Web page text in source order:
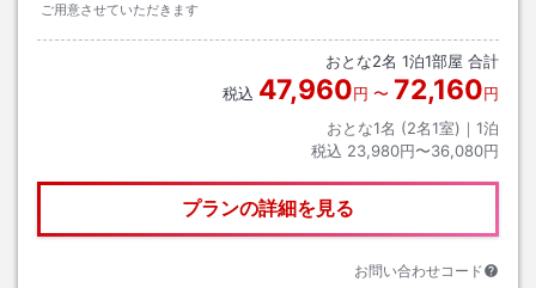
ご用意させていただきます
おとな2名 1泊1部屋 合計
税込 47,960円 〜 72,160円
おとな1名 (2名1室)｜ 1泊
税込 23,980円〜36,080円
プランの詳細を見る
お問い合わせコード